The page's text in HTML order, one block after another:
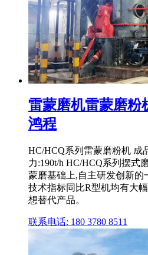
雷蒙磨机雷蒙磨粉
鸿程
HC/HCQ系列雷蒙磨粉机 成
力:190t/h HC/HCQ系列摆式
蒙磨基础上,自主研发创新的
技术指标同比R型机均有大
想替代产品。
联系电话: 180 3780 8511